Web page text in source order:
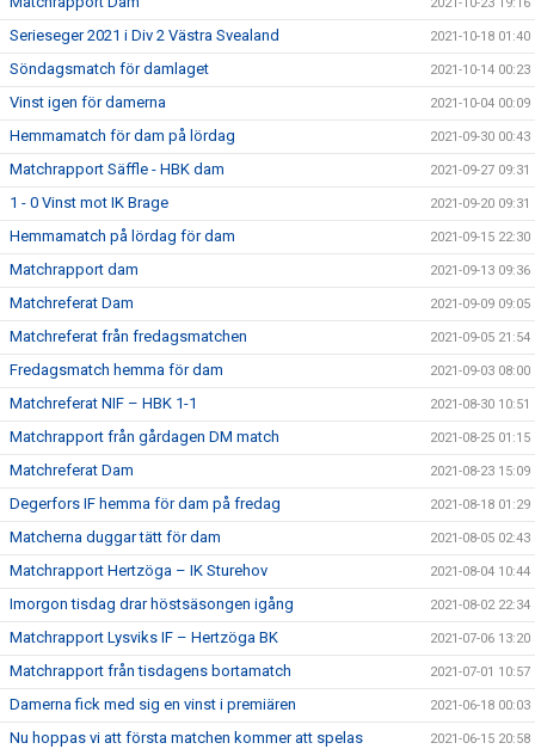
Serieseger 2021 i Div 2 Västra Svealand 2021-10-18 01:40
Söndagsmatch för damlaget 2021-10-14 00:23
Vinst igen för damerna 2021-10-04 00:09
Hemmamatch för dam på lördag 2021-09-30 00:43
Matchrapport Säffle - HBK dam 2021-09-27 09:31
1 - 0 Vinst mot IK Brage 2021-09-20 09:31
Hemmamatch på lördag för dam 2021-09-15 22:30
Matchrapport dam 2021-09-13 09:36
Matchreferat Dam 2021-09-09 09:05
Matchreferat från fredagsmatchen 2021-09-05 21:54
Fredagsmatch hemma för dam 2021-09-03 08:00
Matchreferat NIF – HBK 1-1 2021-08-30 10:51
Matchrapport från gårdagen DM match 2021-08-25 01:15
Matchreferat Dam 2021-08-23 15:09
Degerfors IF hemma för dam på fredag 2021-08-18 01:29
Matcherna duggar tätt för dam 2021-08-05 02:43
Matchrapport Hertzöga – IK Sturehov 2021-08-04 10:44
Imorgon tisdag drar höstsäsongen igång 2021-08-02 22:34
Matchrapport Lysviks IF – Hertzöga BK 2021-07-06 13:20
Matchrapport från tisdagens bortamatch 2021-07-01 10:57
Damerna fick med sig en vinst i premiären 2021-06-18 00:03
Nu hoppas vi att första matchen kommer att spelas 2021-06-15 20:58